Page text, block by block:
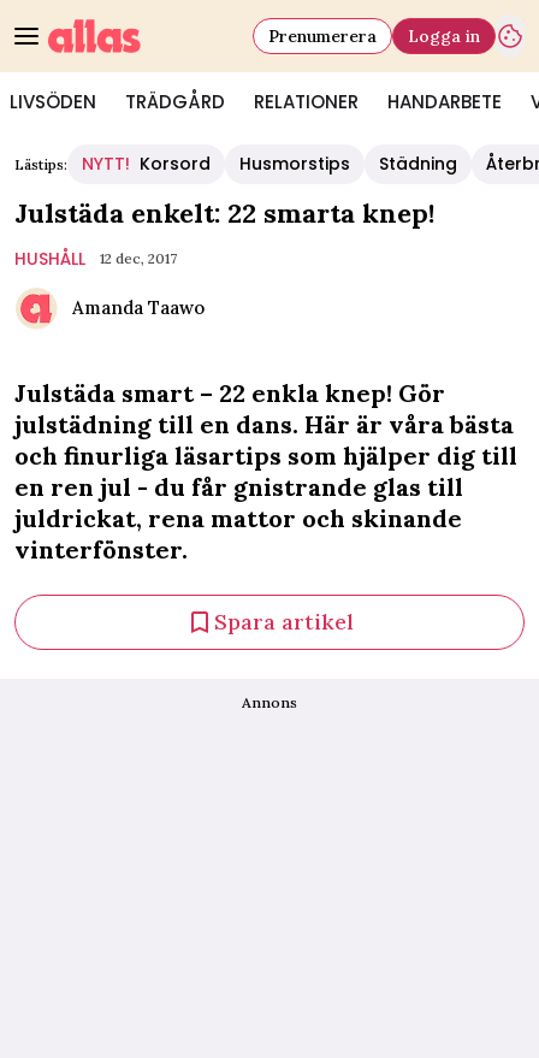
LIVSÖDEN TRÄDGÅRD RELATIONER HANDARBETE
Prenumerera Logga in
Lästips: NYTT! Korsord Husmorstips Städning
Julstäda enkelt: 22 smarta knep!
HUSHÅLL 12 dec, 2017
Amanda Taawo
Julstäda smart – 22 enkla knep! Gör
julstädning till en dans. Här är våra bästa
och finurliga läsartips som hjälper dig till
en ren jul - du får gnistrande glas till
juldrickat, rena mattor och skinande
vinterfönster.
Spara artikel
Annons